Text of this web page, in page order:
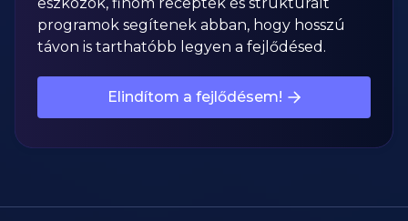
programok segítenek abban, hogy hosszú
távon is tarthatóbb legyen a fejlődésed.
Elindítom a fejlődésem!